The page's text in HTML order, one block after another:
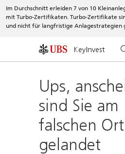
Im Durchschnitt erleiden 7 von 10
mit Turbo-Zertifikaten. Turbo-Zertifikate
und nicht für langfristige Anlagestrategien
KeyInvest
Ups,
sind Sie am
falschen Ort
gelandet